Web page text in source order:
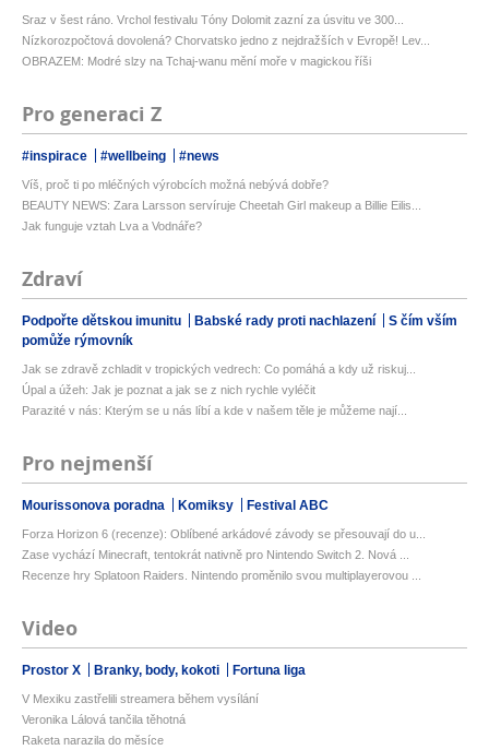
Sraz v šest ráno. Vrchol festivalu Tóny Dolomit zazní za úsvitu ve 300...
Nízkorozpočtová dovolená? Chorvatsko jedno z nejdražších v Evropě! Lev...
OBRAZEM: Modré slzy na Tchaj-wanu mění moře v magickou říši
Pro generaci Z
#inspirace #wellbeing #news
Víš, proč ti po mléčných výrobcích možná nebývá dobře?
BEAUTY NEWS: Zara Larsson servíruje Cheetah Girl makeup a Billie Eilis...
Jak funguje vztah Lva a Vodnáře?
Zdraví
Podpořte dětskou imunitu Babské rady proti nachlazení
S čím vším
pomůže rýmovník
Jak se zdravě zchladit v tropických vedrech: Co pomáhá a kdy už riskuj...
Úpal a úžeh: Jak je poznat a jak se z nich rychle vyléčit
Parazité v nás: Kterým se u nás líbí a kde v našem těle je můžeme nají...
Pro nejmenší
Mourissonova poradna Komiksy Festival ABC
Forza Horizon 6 (recenze): Oblíbené arkádové závody se přesouvají do u...
Zase vychází Minecraft, tentokrát nativně pro Nintendo Switch 2. Nová ...
Recenze hry Splatoon Raiders. Nintendo proměnilo svou multiplayerovou ...
Video
Prostor X Branky, body, kokoti Fortuna liga
V Mexiku zastřelili streamera během vysílání
Veronika Lálová tančila těhotná
Raketa narazila do měsíce